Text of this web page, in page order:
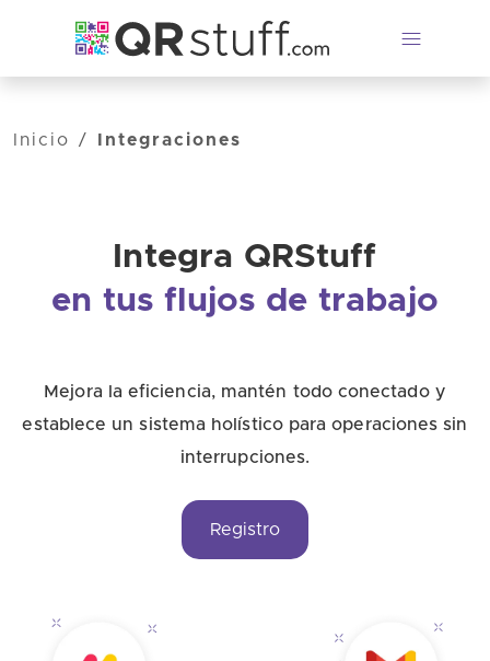
Inicio
/ Integraciones
Integra QRStuff
en tus flujos de trabajo
Mejora la eficiencia, mantén todo conectado y
establece un sistema holístico para operaciones sin
interrupciones.
Registro